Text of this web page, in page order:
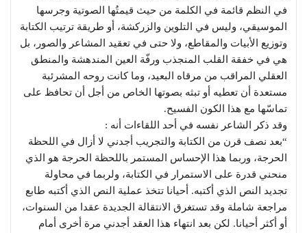
في النظم قائمة في الكلمة من حيث قيمتُها الصوتية وجرسها
الموسيقي، وليس في التلوين والزركشة، أو طريقة ترتيب الكتابة
وتوزيع الأبيات والمقاطع، ولا حتى في تعقيد المشاعر والصور، بل
هي في خفقة القلب المنجذب ورفّة العين المندهشة والمنطق
العقلي المراقب من مرقاه البعيد، وما كانت روحه المشرئبة
مستعدة أن تعطيه أو تبثه بصوتها الخاص من أجل أن تحافظ على
تماسّها مع هذا الكون الفسيح.
وقد ذكر الشاعر نفسه في أحد اللقاءات أنه :
“بعد نصف قرن من الكتابة والتجريب أجدني لا أزال في اللحظة
الحرجة، وربما هذا الإحساس المستمر باللحظة الحرجة هو الذي
منحني قدرة على الاستمرار في الكتابة، ولربما في محاولة
تجديد النص الذي أكتبه. أحيانا تتخذ عملية النص الذي أكتبه طابع
مراجعة شاملة وقد تستغرق الانتقالة الجديدة عقدا من السنوات،
أو أكثر أحيانا. لكن بعد انتهاء هذا العقد أجدني مرة أخرى أمام